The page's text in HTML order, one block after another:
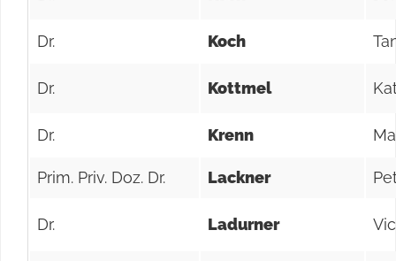
Dr. Koch
Dr. Kottmel
Dr. Krenn
Prim. Priv. Doz. Dr. Lackner
Dr. Ladurner